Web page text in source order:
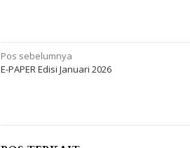
Navigasi
pos
Pos sebelumnya
E-PAPER Edisi Januari 2026